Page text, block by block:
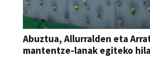
Abuztua, Allurralden eta
mantentze-lanak egiteko